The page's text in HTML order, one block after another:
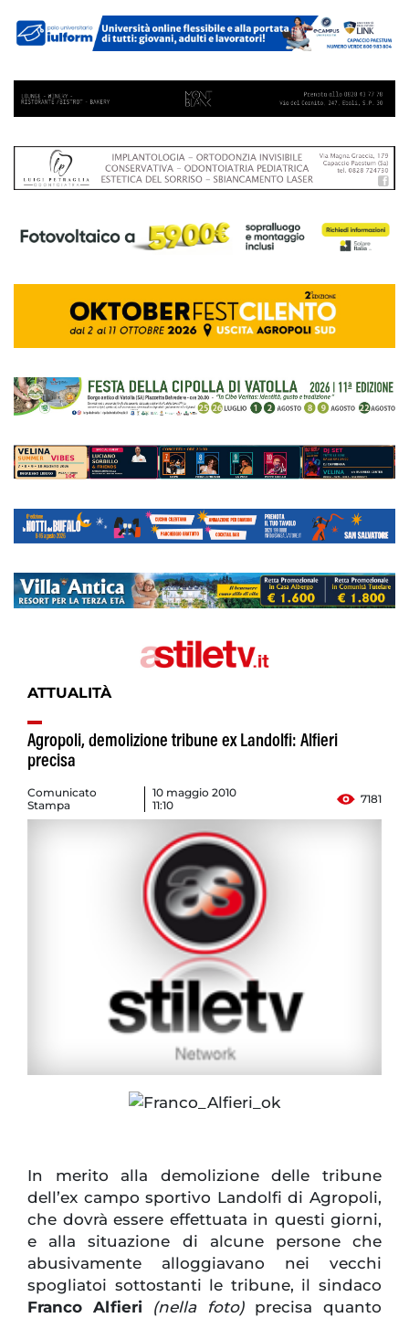
ATTUALITÀ
Agropoli, demolizione tribune ex Landolfi: Alfieri
precisa
Comunicato
Stampa
10 maggio 2010
11:10
7181
In merito alla demolizione delle tribune
dell’ex campo sportivo Landolfi di Agropoli,
che dovrà essere effettuata in questi giorni,
e alla situazione di alcune persone che
abusivamente alloggiavano nei vecchi
spogliatoi sottostanti le tribune, il sindaco
Franco Alfieri
(nella foto)precisa quanto